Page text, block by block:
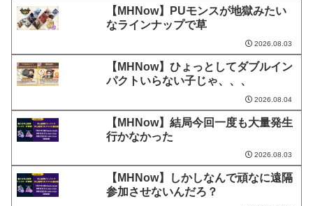
【MHNow】PUモンスが地獄みたい
なラインナップで草
2026.08.03
【MHNow】ひょっとしてダブルイン
パクトいらない子じゃ、、、
2026.08.04
【MHNow】結局今回一度も大量発生
行かなかった
2026.08.03
【MHNow】しかしなんで頑なに遠隔
参加させないんだろ？